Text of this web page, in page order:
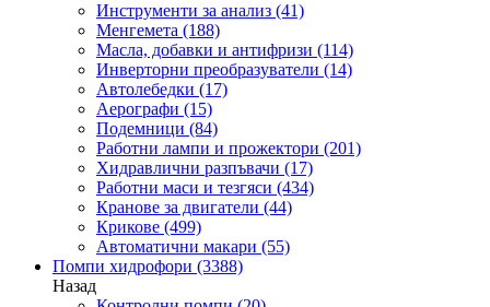
Инструменти за анализ (41)
Менгемета (188)
Масла, добавки и антифризи (114)
Инверторни преобразуватели (14)
Автолебедки (17)
Аерографи (15)
Подемници (84)
Работни лампи и прожектори (201)
Хидравлични разпъвачи (17)
Работни маси и тезгяси (434)
Кранове за двигатели (44)
Крикове (499)
Автоматични макари (55)
Помпи хидрофори (3388)
Назад